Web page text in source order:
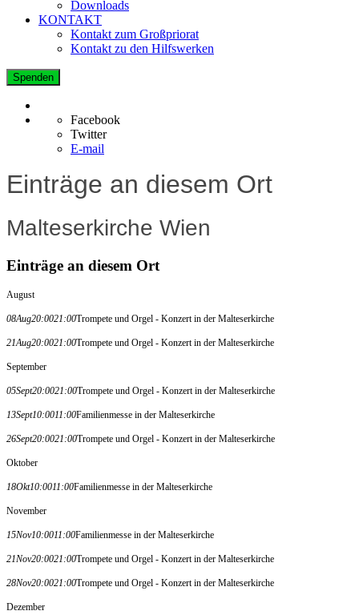
Downloads
KONTAKT
Kontakt zum Großpriorat
Kontakt zu den Hilfswerken
Spenden
Facebook
Twitter
E-mail
Einträge an diesem Ort
Malteserkirche Wien
Einträge an diesem Ort
August
08Aug20:0021:00Trompete und Orgel - Konzert in der Malteserkirche
21Aug20:0021:00Trompete und Orgel - Konzert in der Malteserkirche
September
05Sept20:0021:00Trompete und Orgel - Konzert in der Malteserkirche
13Sept10:0011:00Familienmesse in der Malteserkirche
26Sept20:0021:00Trompete und Orgel - Konzert in der Malteserkirche
Oktober
18Okt10:0011:00Familienmesse in der Malteserkirche
November
15Nov10:0011:00Familienmesse in der Malteserkirche
21Nov20:0021:00Trompete und Orgel - Konzert in der Malteserkirche
28Nov20:0021:00Trompete und Orgel - Konzert in der Malteserkirche
Dezember